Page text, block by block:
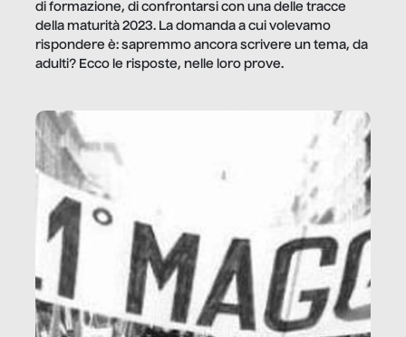
di formazione, di confrontarsi con una delle tracce
della maturità 2023. La domanda a cui volevamo
rispondere è: sapremmo ancora scrivere un tema, da
adulti? Ecco le risposte, nelle loro prove.